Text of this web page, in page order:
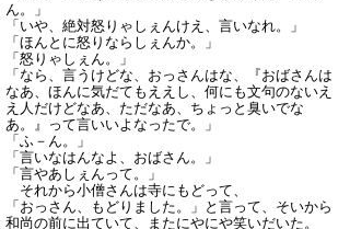
ん。」
「いや、絶対怒りゃしぇんけえ、言いなれ。」
「ほんとに怒りならしぇんか。」
「怒りゃしぇん。」
「なら、言うけどな、おっさんはな、『おばさんは
なあ、ほんに気だてもええし、何にも文句のないえ
え人だけどなあ、ただなあ、ちょっと臭いでな
あ。』って言いいよなったで。」
「ふ－ん。」
「言いなはんなよ、おばさん。」
「言やあしぇんって。」
それから小僧さんは寺にもどって、
「おっさん、もどりました。」と言って、そいから
和尚の前に出ていて、またにやにや笑いだいた。